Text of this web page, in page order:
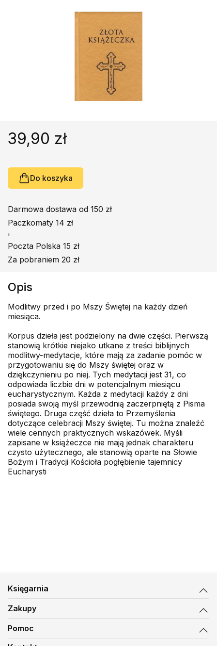
39,90 zł
Do koszyka
Darmowa dostawa od 150 zł
Paczkomaty 14 zł
'
Poczta Polska 15 zł
Za pobraniem 20 zł
Opis
Modlitwy przed i po Mszy Świętej na każdy dzień
miesiąca.
Korpus dzieła jest podzielony na dwie części. Pierwszą
stanowią krótkie niejako utkane z treści biblijnych
modlitwy-medytacje, które mają za zadanie pomóc w
przygotowaniu się do Mszy świętej oraz w
dziękczynieniu po niej. Tych medytacji jest 31, co
odpowiada liczbie dni w potencjalnym miesiącu
eucharystycznym. Każda z medytacji każdy z dni
posiada swoją myśl przewodnią zaczerpniętą z Pisma
świętego. Druga część dzieła to Przemyślenia
dotyczące celebracji Mszy świętej. Tu można znaleźć
wiele cennych praktycznych wskazówek. Myśli
zapisane w książeczce nie mają jednak charakteru
czysto użytecznego, ale stanowią oparte na Słowie
Bożym i Tradycji Kościoła pogłębienie tajemnicy
Eucharysti
Księgarnia
Zakupy
Pomoc
Kontakt